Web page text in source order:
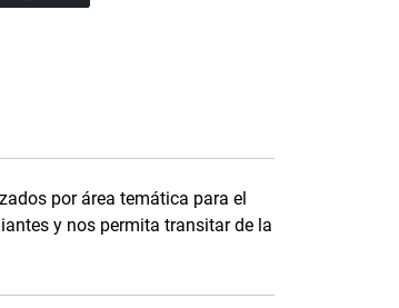
por área temática para el
y nos permita transitar de la